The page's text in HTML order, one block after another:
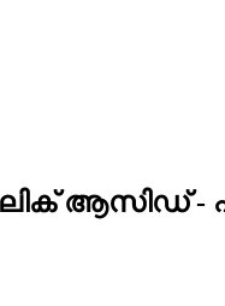
ആസിഡ് -